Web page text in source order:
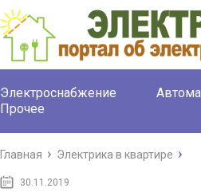
Электроснабжение
Прочее
Главная Электрика в квартире
30.11.2019